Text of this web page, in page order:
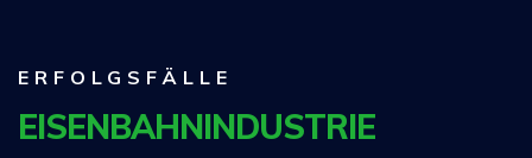
ERFOLGSFÄLLE
EISENBAHNINDUSTRIE